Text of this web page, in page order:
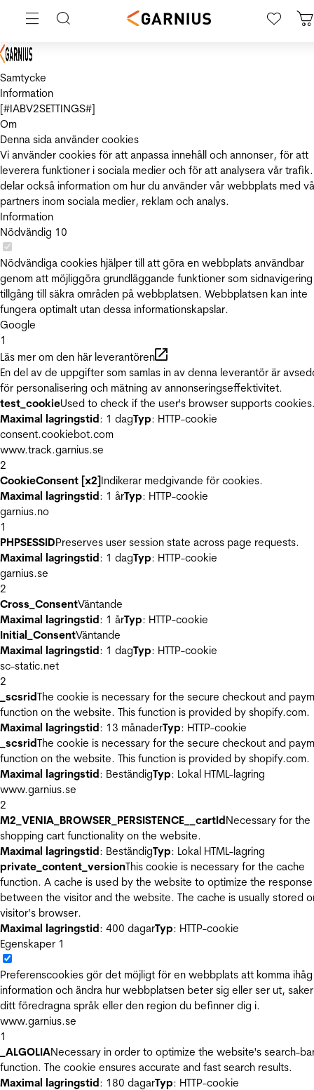
Samtycke
Information
[#IABV2SETTINGS#]
Om
Denna sida använder cookies
Vi använder cookies för att anpassa innehåll och annonser, för att
leverera funktioner i sociala medier och för att analysera vår
delar också information om hur du använder vår webbplats med
partners inom sociala medier, reklam och analys.
Information
Nödvändig 10
Nödvändiga cookies hjälper till att göra en webbplats användbar
genom att möjliggöra grundläggande funktioner som
tillgång till säkra områden på webbplatsen. Webbplatsen kan inte
fungera optimalt utan dessa informationskapslar.
Google
1
Läs mer om den här leverantören
En del av de uppgifter som samlas in av denna leverantör är
för personalisering och mätning av annonseringseffektivitet.
test_cookieUsed to check if the user's browser supports
Maximal lagringstid: 1 dagTyp: HTTP-cookie
consent.cookiebot.com
www.track.garnius.se
2
CookieConsent [x2]Indikerar medgivande för cookies.
Maximal lagringstid: 1 årTyp: HTTP-cookie
garnius.no
1
PHPSESSIDPreserves user session state across page requests.
Maximal lagringstid: 1 dagTyp: HTTP-cookie
garnius.se
2
Cross_ConsentVäntande
Maximal lagringstid: 1 årTyp: HTTP-cookie
Initial_ConsentVäntande
Maximal lagringstid: 1 dagTyp: HTTP-cookie
sc-static.net
2
_scsridThe cookie is necessary for the secure checkout and
function on the website. This function is provided by shopify.com.
Maximal lagringstid: 13 månaderTyp: HTTP-cookie
_scsridThe cookie is necessary for the secure checkout and
function on the website. This function is provided by shopify.com.
Maximal lagringstid: BeständigTyp: Lokal HTML-lagring
www.garnius.se
2
M2_VENIA_BROWSER_PERSISTENCE__cartIdNecessary for the
shopping cart functionality on the website.
Maximal lagringstid: BeständigTyp: Lokal HTML-lagring
private_content_versionThis cookie is necessary for the cache
function. A cache is used by the website to optimize the
between the visitor and the website. The cache is usually stored
visitor’s browser.
Maximal lagringstid: 400 dagarTyp: HTTP-cookie
Egenskaper 1
Preferenscookies gör det möjligt för en webbplats att komma ihåg
information och ändra hur webbplatsen beter sig eller ser ut,
ditt föredragna språk eller den region du befinner dig i.
www.garnius.se
1
_ALGOLIANecessary in order to optimize the website's search-
function. The cookie ensures accurate and fast search results.
Maximal lagringstid: 180 dagarTyp: HTTP-cookie